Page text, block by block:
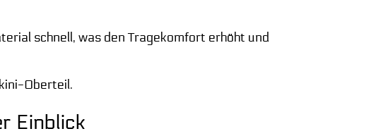
schnell, was den Tragekomfort erhöht und
Oberteil.
Einblick